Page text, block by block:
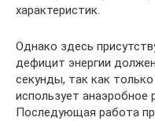
характеристик.
Однако здесь
дефицит энергии
секунды, так как
использует
Последующая работа